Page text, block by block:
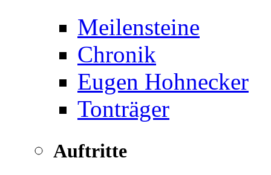
Meilensteine
Chronik
Eugen Hohnecker
Tonträger
Auftritte